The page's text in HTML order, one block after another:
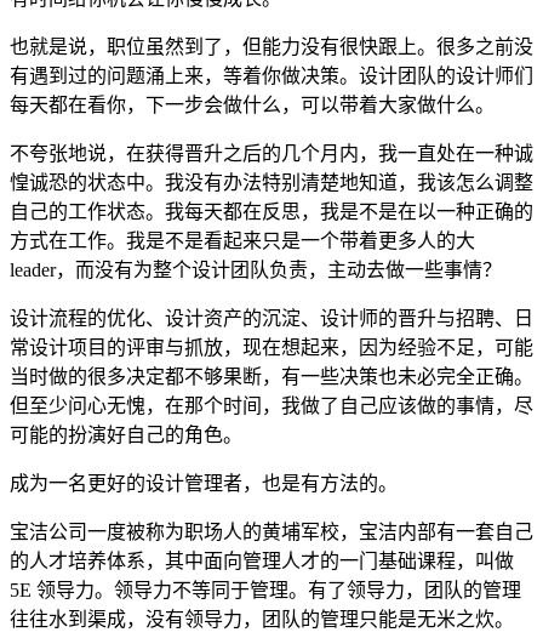
也就是说，职位虽然到了，但能力没有很快跟上。很多之前没
有遇到过的问题涌上来，等着你做决策。设计团队的设计师们
每天都在看你，下一步会做什么，可以带着大家做什么。
不夸张地说，在获得晋升之后的几个月内，我一直处在一种诚
惶诚恐的状态中。我没有办法特别清楚地知道，我该怎么调整
自己的工作状态。我每天都在反思，我是不是在以一种正确的
方式在工作。我是不是看起来只是一个带着更多人的大
leader，而没有为整个设计团队负责，主动去做一些事情？
设计流程的优化、设计资产的沉淀、设计师的晋升与招聘、日
常设计项目的评审与抓放，现在想起来，因为经验不足，可能
当时做的很多决定都不够果断，有一些决策也未必完全正确。
但至少问心无愧，在那个时间，我做了自己应该做的事情，尽
可能的扮演好自己的角色。
成为一名更好的设计管理者，也是有方法的。
宝洁公司一度被称为职场人的黄埔军校，宝洁内部有一套自己
的人才培养体系，其中面向管理人才的一门基础课程，叫做
5E 领导力。领导力不等同于管理。有了领导力，团队的管理
往往水到渠成，没有领导力，团队的管理只能是无米之炊。